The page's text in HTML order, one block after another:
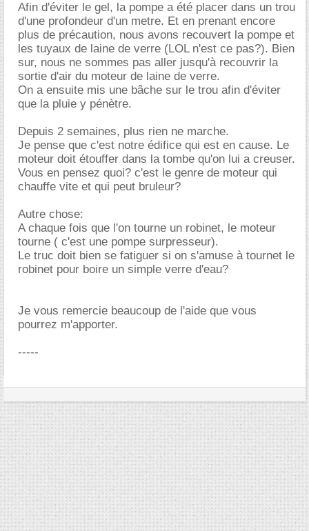
Afin d'éviter le gel, la pompe a été placer dans un trou
d'une profondeur d'un metre. Et en prenant encore
plus de précaution, nous avons recouvert la pompe et
les tuyaux de laine de verre (LOL n'est ce pas?). Bien
sur, nous ne sommes pas aller jusqu'à recouvrir la
sortie d'air du moteur de laine de verre.
On a ensuite mis une bâche sur le trou afin d'éviter
que la pluie y pénètre.
Depuis 2 semaines, plus rien ne marche.
Je pense que c'est notre édifice qui est en cause. Le
moteur doit étouffer dans la tombe qu'on lui a creuser.
Vous en pensez quoi? c'est le genre de moteur qui
chauffe vite et qui peut bruleur?
Autre chose:
A chaque fois que l'on tourne un robinet, le moteur
tourne ( c'est une pompe surpresseur).
Le truc doit bien se fatiguer si on s'amuse à tournet le
robinet pour boire un simple verre d'eau?
Je vous remercie beaucoup de l'aide que vous
pourrez m'apporter.
-----